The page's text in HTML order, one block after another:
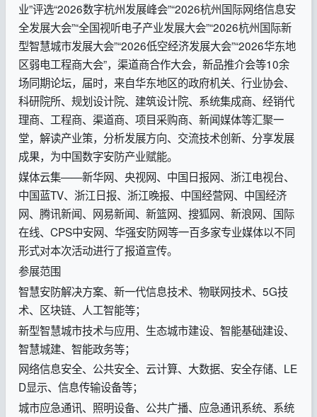
业”评选“2026数字杭州发展峰会”“2026杭州国际网络信息安
全发展大会”“全国视听电子产业发展大会”“2026杭州国际新
型智慧城市发展大会”“2026低空经济发展大会”“2026华东地
区弱电工程商大会”，渠道商合作大会，新品推介会等10余
场同期论坛，届时，来自华东地区的政府机关、行业协会、
科研院所、规划设计院、建筑设计院、系统集成商、经销代
理商、工程商、渠道商、项目采购商、新闻媒体等汇聚一
堂，解读产业策，分析发展方向、交流技术创新、分享发展
成果，为中国数字安防产业赋能。
媒体云集——新华网、央视网、中国日报网、浙江电视台、
中国蓝TV、浙江日报、浙江晚报、中国经营网、中国经济
网、腾讯新闻、网易新闻、新篮网、搜狐网、新浪网、国际
在线、CPS中安网、华强安防网等一百多家专业媒体以不同
形式对本次活动进行了报道宣传。
参展范围
智慧安防解决方案、新一代信息技术、物联网技术、5G技
术、区块链、人工智能等；
新型智慧城市技术与应用、生态城市建设、智能基础建设、
智慧城建、智能政务等；
网络信息安全、公共安全、云计算、大数据、安全存储、LE
D显示、信息传输设备等；
城市应急通讯、照明设备、公共广播、应急通讯系统、系统